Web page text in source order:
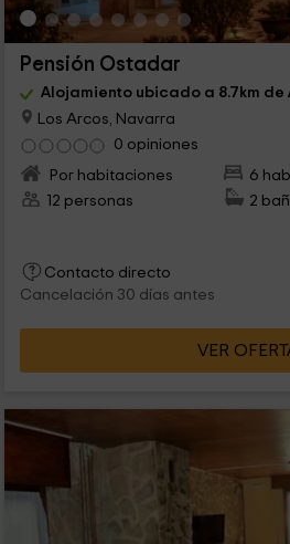
Pensión Ostadar
Alojamiento ubicado a 8.7km de
Los Arcos, Navarra
0 opiniones
Por habitaciones
6
12 personas
2
Contacto directo
Cancelación 30 días antes
VER